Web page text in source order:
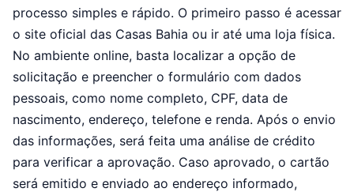
processo simples e rápido. O primeiro passo é acessar
o site oficial das Casas Bahia ou ir até uma loja física.
No ambiente online, basta localizar a opção de
solicitação e preencher o formulário com dados
pessoais, como nome completo, CPF, data de
nascimento, endereço, telefone e renda. Após o envio
das informações, será feita uma análise de crédito
para verificar a aprovação. Caso aprovado, o cartão
será emitido e enviado ao endereço informado,